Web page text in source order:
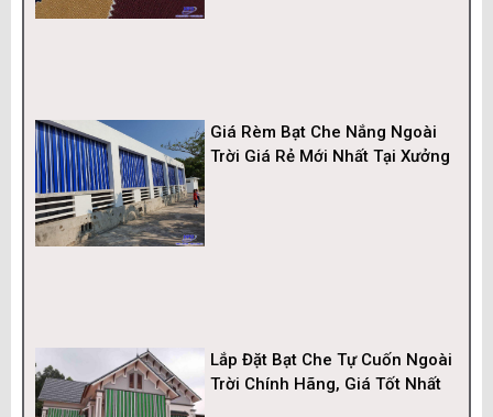
Giá Rèm Bạt Che Nắng Ngoài
Trời Giá Rẻ Mới Nhất Tại Xưởng
Lắp Đặt Bạt Che Tự Cuốn Ngoài
Trời Chính Hãng, Giá Tốt Nhất